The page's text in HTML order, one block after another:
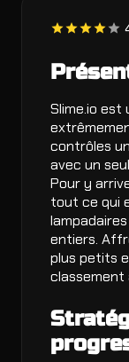
Slime.io est
contrôles
avec un
Pour y
tout ce qui
entiers.
plus petits
classement